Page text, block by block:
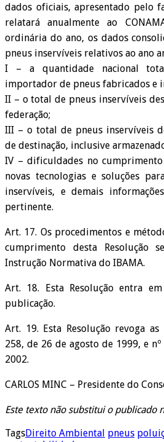
dados oficiais, apresentado pelo
relatará anualmente ao
ordinária do ano, os dados
pneus inservíveis relativos ao ano
I – a quantidade nacional
importador de pneus fabricados e
II – o total de pneus inservíveis
federação;
III – o total de pneus inservíveis
de destinação, inclusive
IV – dificuldades no
novas tecnologias e soluções
inservíveis, e demais
pertinente.
Art. 17. Os procedimentos e
cumprimento desta Resolução
Instrução Normativa do IBAMA.
Art. 18. Esta Resolução entra
publicação.
Art. 19. Esta Resolução revoga as
258, de 26 de agosto de 1999, e
2002.
CARLOS MINC – Presidente do
Este texto não substitui o publicado
TagsDireito Ambiental pneus